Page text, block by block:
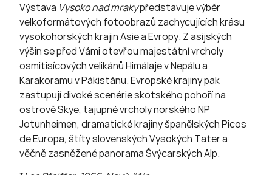
Výstava Vysoko nad mrakypředstavuje výběr
velkoformátových fotoobrazů zachycujících krásu
vysokohorských krajin Asie a Evropy. Z asijských
výšin se před Vámi otevřou majestátní vrcholy
osmitisícových velikánů Himálaje v Nepálu a
Karakoramu v Pákistánu. Evropské krajiny pak
zastupují divoké scenérie skotského pohoří na
ostrově Skye, tajupné vrcholy norského NP
Jotunheimen, dramatické krajiny španělských Picos
de Europa, štíty slovenských Vysokých Tater a
věčně zasněžené panorama Švýcarských Alp.